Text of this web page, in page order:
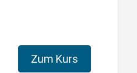
Zum Kurs